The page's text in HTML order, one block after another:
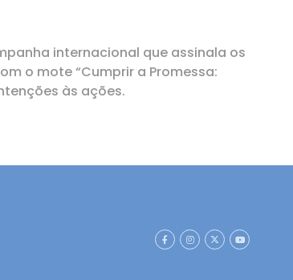
internacional que assinala os
o mote “Cumprir a Promessa:
às ações.